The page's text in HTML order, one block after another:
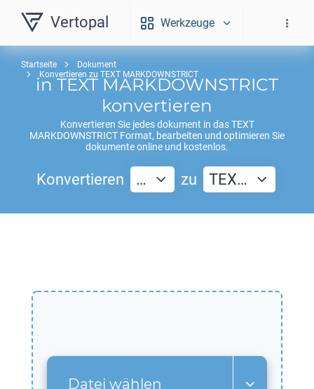
Vertopal Werkzeuge
Startseite
Dokument
Konvertieren zu TEXT MARKDOWNSTRICT
inTEXT MARKDOWNSTRICT
konvertieren
Konvertieren Sie jedes dokument in dasTEXT
MARKDOWNSTRICT Format, bearbeiten und optimieren Sie
dokumente online und kostenlos.
Konvertieren … zu TEX…
Datei wählen